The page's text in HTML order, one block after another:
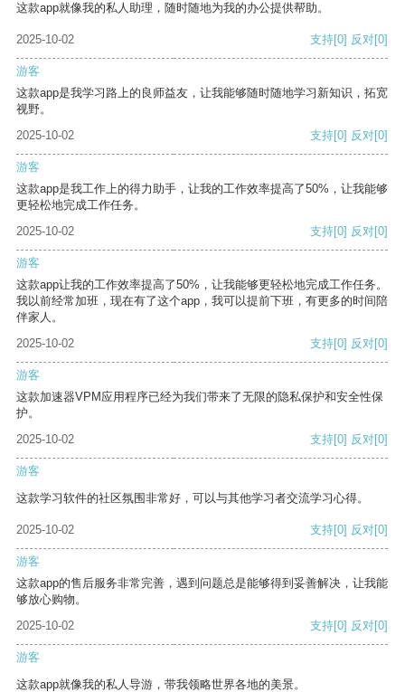
这款app就像我的私人助理，随时随地为我的办公提供帮助。
2025-10-02 支持[0] 反对[0]
游客
这款app是我学习路上的良师益友，让我能够随时随地学习新知识，拓宽
视野。
2025-10-02
支持[0] 反对[0]
游客
这款app是我工作上的得力助手，让我的工作效率提高了50%，让我能够
更轻松地完成工作任务。
2025-10-02
支持[0] 反对[0]
游客
这款app让我的工作效率提高了50%，让我能够更轻松地完成工作任务。
我以前经常加班，现在有了这个app，我可以提前下班，有更多的时间陪
伴家人。
2025-10-02
支持[0] 反对[0]
游客
这款加速器VPM应用程序已经为我们带来了无限的隐私保护和安全性保
护。
2025-10-02
支持[0] 反对[0]
游客
这款学习软件的社区氛围非常好，可以与其他学习者交流学习心得。
2025-10-02 支持[0] 反对[0]
游客
这款app的售后服务非常完善，遇到问题总是能够得到妥善解决，让我能
够放心购物。
2025-10-02
支持[0] 反对[0]
游客
这款app就像我的私人导游，带我领略世界各地的美景。